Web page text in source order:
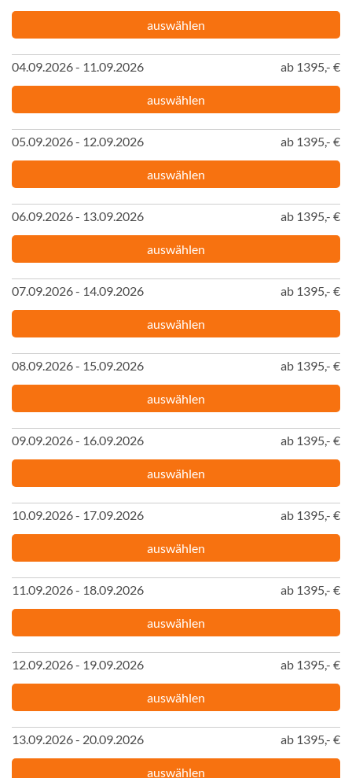
auswählen
04.09.2026 - 11.09.2026 ab 1395,- €
auswählen
05.09.2026 - 12.09.2026 ab 1395,- €
auswählen
06.09.2026 - 13.09.2026 ab 1395,- €
auswählen
07.09.2026 - 14.09.2026 ab 1395,- €
auswählen
08.09.2026 - 15.09.2026 ab 1395,- €
auswählen
09.09.2026 - 16.09.2026 ab 1395,- €
auswählen
10.09.2026 - 17.09.2026 ab 1395,- €
auswählen
11.09.2026 - 18.09.2026 ab 1395,- €
auswählen
12.09.2026 - 19.09.2026 ab 1395,- €
auswählen
13.09.2026 - 20.09.2026 ab 1395,- €
auswählen